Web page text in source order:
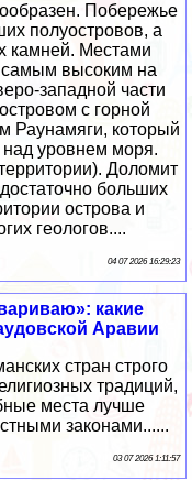
Побережье
полуостровов, а
камней. Местами
самым высоким на
западной части
с горной
Раунамяги, который
уровнем моря.
Доломит
больших
острова и
геологов....
04 07 2026 16:29:23
какие
Аравии
стран строго
традиций,
места лучше
законами......
03 07 2026 1:11:57